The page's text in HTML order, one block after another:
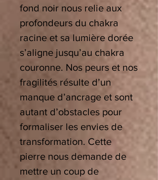
fond noir nous relie aux
profondeurs du chakra
racine et sa lumière dorée
s’aligne jusqu’au chakra
couronne. Nos peurs et nos
fragilités résulte d’un
manque d’ancrage et sont
autant d’obstacles pour
formaliser les envies de
transformation. Cette
pierre nous demande de
mettre un coup de